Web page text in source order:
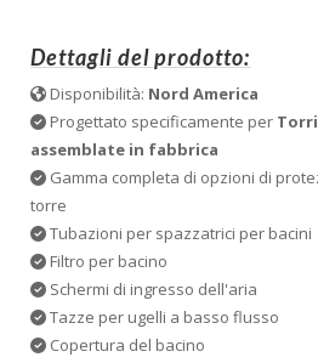
Dettagli del prodotto:
Disponibilità: Nord America
Progettato specificamente per
assemblate in fabbrica
Gamma completa di opzioni di
torre
Tubazioni per spazzatrici per bacini
Filtro per bacino
Schermi di ingresso dell'aria
Tazze per ugelli a basso flusso
Copertura del bacino